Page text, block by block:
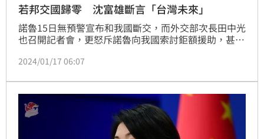
若邦交國歸零 沈富雄斷言「台灣未來」
諾魯15日無預警宣布和我國斷交，而外交部次長田中光
也召開記者會，更怒斥諾魯向我國索討鉅額援助，甚至
政府上任後，不少曾是我國的友邦受到中國的利誘而選
界也關心邦交國有沒有可能歸零。對此，前立委沈富雄
就在談話節目上指出很多學術團體都有討論，「大部分
的結論都是無所謂」。
2024/01/17 06:07